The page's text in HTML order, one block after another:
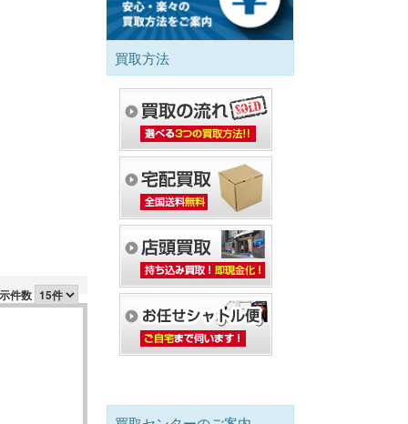
件数
買取方法